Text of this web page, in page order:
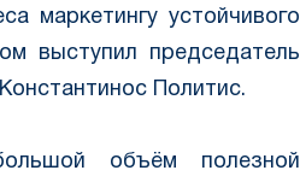
маркетингу устойчивого
выступил председатель
Политис.
объём полезной